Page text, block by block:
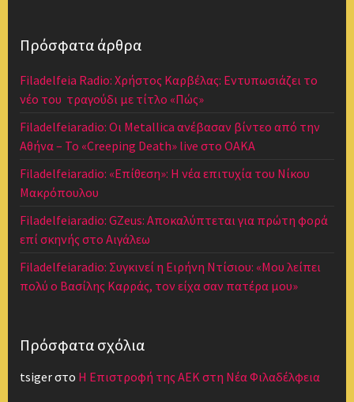
Πρόσφατα άρθρα
Filadelfeia Radio: Χρήστος Καρβέλας: Εντυπωσιάζει το
νέο του τραγούδι με τίτλο «Πώς»
Filadelfeiaradio: Οι Metallica ανέβασαν βίντεο από την
Αθήνα – Το «Creeping Death» live στο ΟΑΚΑ
Filadelfeiaradio: «Επίθεση»: Η νέα επιτυχία του Νίκου
Μακρόπουλου
Filadelfeiaradio: GZeus: Αποκαλύπτεται για πρώτη φορά
επί σκηνής στο Αιγάλεω
Filadelfeiaradio: Συγκινεί η Ειρήνη Ντίσιου: «Μου λείπει
πολύ ο Βασίλης Καρράς, τον είχα σαν πατέρα μου»
Πρόσφατα σχόλια
tsigerστο Η Επιστροφή της ΑΕΚ στη Νέα Φιλαδέλφεια